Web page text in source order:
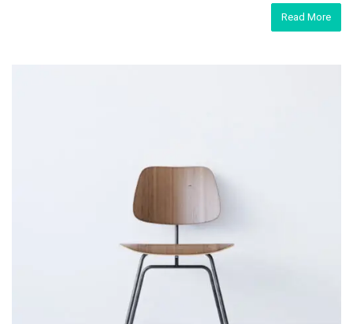
Read More